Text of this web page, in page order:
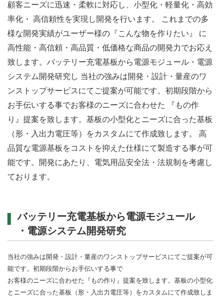
顧客ニーズに迅速・柔軟に対応し、小型化・軽量化・高効
率化・ 高信頼性を実現し開発を行います。 これまでの多
様な開発実績がユーザー様の『こんな物を作りたい』 に
高性能・高信頼・高品質・低価格な商品の開発力でお応え
致します。バッテリー充電基板から電源モジュール・電源
システム開発研究し 当社の強みは開発・設計・量産のワ
ンストップサービスにてご提案が可能です。初期段階から
お手伝いする事でお客様のニーズに合わせた 『もの作
り』提案を致します。基板の小型化とニーズに合った基板
（形・入出力電圧等）をカスタムにて作成致します。 高
品質な電源基板をコストを抑えた仕様にて製造する事が可
能です。開発にあたり、電気用品安全法・法規制を考慮し
ております。
バッテリー充電基板から電源モジュール
・電源システム開発研究
当社の強みは開発・設計・量産のワンストップサービスにてご提案が可
能です。初期段階からお手伝いする事で
お客様のニーズに合わせた『もの作り』提案を致します。基板の小型化
とニーズに合った基板（形・入出力電圧等）をカスタムにて作成致しま